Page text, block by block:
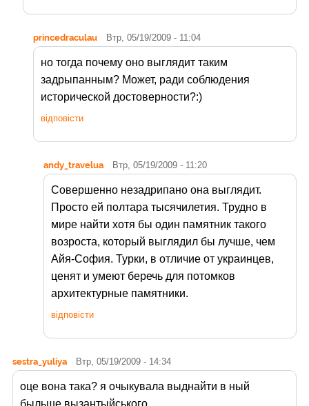
princedraculau Втр, 05/19/2009 - 11:04
но тогда почему оно выглядит таким
задрыпанным? Может, ради соблюдения
исторической достоверности?:)
відповісти
andy_travelua Втр, 05/19/2009 - 11:20
Совершенно незадрипано она выглядит.
Просто ей полтара тысячилетия. Трудно в
мире найти хотя бы один памятник такого
возроста, который выглядил бы лучше, чем
Айя-София. Турки, в отличие от украинцев,
ценят и умеют беречь для потомков
архитектурные памятники.
відповісти
sestra_yuliya Втр, 05/19/2009 - 14:34
оце вона така? я очыкувала выднайти в ный
быльше вызантыйського